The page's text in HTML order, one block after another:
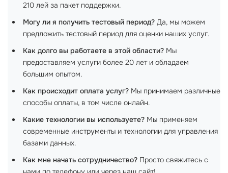
210 лей за пакет поддержки.
Могу ли я получить тестовый период? Да, мы можем
предложить тестовый период для оценки наших услуг.
Как долго вы работаете в этой области? Мы
предоставляем услуги более 20 лет и обладаем
большим опытом.
Как происходит оплата услуг? Мы принимаем различные
способы оплаты, в том числе онлайн.
Какие технологии вы используете? Мы применяем
современные инструменты и технологии для управления
базами данных.
Как мне начать сотрудничество? Просто свяжитесь с